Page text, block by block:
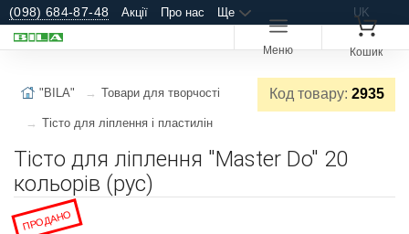
(098) 684-87-48 Акції Про нас Ще UK
Меню Кошик
Код товару: 2935
"BILA" Товари для творчості
Тісто для ліплення і пластилін
Тісто для ліплення "Master Do" 20
кольорів (рус)
ПРОДАНО